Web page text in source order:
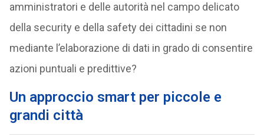
amministratori e delle autorità nel campo delicato
della security e della safety dei cittadini se non
mediante l’elaborazione di dati in grado di consentire
azioni puntuali e predittive?
Un approccio smart per piccole e
grandi città